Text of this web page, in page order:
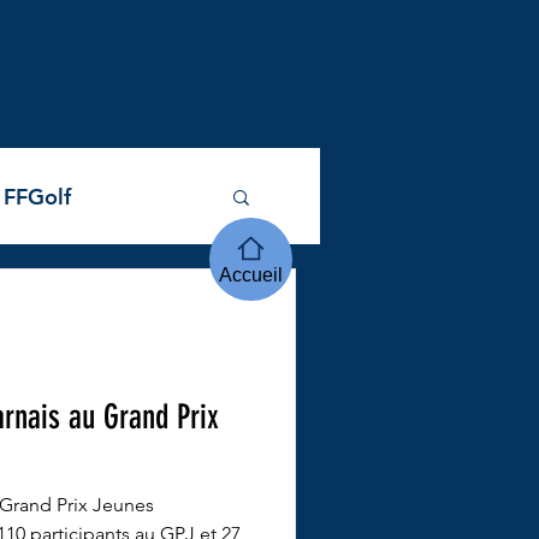
au Grand Prix
Prix Jeunes
participants au GPJ et 27
Accueil